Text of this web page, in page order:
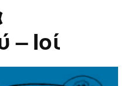
λογισμικού
Ιοί